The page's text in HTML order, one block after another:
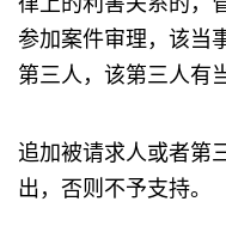
参加案件审理，该当
第三人，该第三人有
追加被请求人或者第
出，否则不予支持。